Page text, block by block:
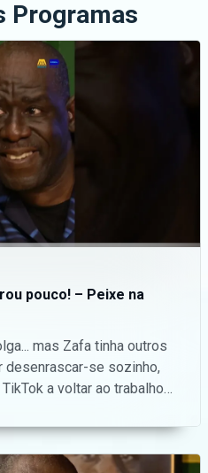
Depois de receber ameaças da mãe por causa de dinheiro, a Xiluva descobre que a sua última opção para salvar a vida da Maida é procurar a ajuda de uma bruxa, para fazer feitiço contra a mãe dela e salvar a vida de Maida. — Aceda o nosso site oficial aqui: https://bit.ly/maninguemagic Acompanha o melhor do entretenimento Moçambicano na TV no Maningue Magic DStv Canal 503 ou GOtv Max Canal 8. Da um gosto e nos acompanha na nossa página do Facebook: https://www.facebook.com/ManingueMagic Nos segue no Twitter: https://twitter.com/ManingueMagic, no Instagram: https://www.instagram.com/maninguemagic/ e no TikTok: https://www.tiktok.com/@maninguemagic_official para não perderes as novidades do teu canal favorito.
entre irmãos – Maida
Ivandro e Mauro discutem sobre a dívida que a família Sitoe tem agora, mas Valter detém os irmãos antes que eles possam lutar. — Aceda o nosso site oficial aqui: https://bit.ly/maninguemagic Acompanha o melhor do entretenimento Moçambicano na TV no Maningue Magic DStv Canal 503 ou GOtv Max Canal 8. Da um gosto e nos acompanha na nossa página do Facebook: https://www.facebook.com/ManingueMagic Nos segue no Twitter: https://twitter.com/ManingueMagic, no Instagram: https://www.instagram.com/maninguemagic/ e no TikTok: https://www.tiktok.com/@maninguemagic_official para não perderes as novidades do teu canal favorito.
Dona Nilza parte para a ofensiva para salvar a Vanda – Maida
Programas
pouco! – Peixe na
mas Zafa tinha outros
desenrascar-se sozinho,
a voltar ao trabalho.